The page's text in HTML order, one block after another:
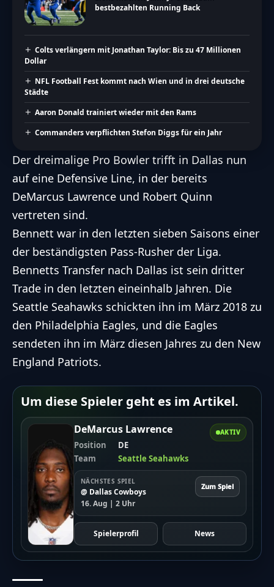
bestbezahlten Running Back
Colts verlängern mit Jonathan Taylor: Bis zu 47 Millionen
Dollar
NFL Football Fest kommt nach Wien und in drei deutsche
Städte
Aaron Donald trainiert wieder mit den Rams
Commanders verpflichten Stefon Diggs für ein Jahr
Der dreimalige Pro Bowler trifft in Dallas nun
auf eine Defensive Line, in der bereits
DeMarcus Lawrence und Robert Quinn
vertreten sind.
Bennett war in den letzten sieben Saisons einer
der beständigsten Pass-Rusher der Liga.
Bennetts Transfer nach Dallas ist sein dritter
Trade in den letzten eineinhalb Jahren. Die
Seattle Seahawks schickten ihn im März 2018 zu
den Philadelphia Eagles, und die Eagles
sendeten ihn im März diesen Jahres zu den New
England Patriots.
Um diese Spieler geht es im Artikel.
AKTIV
DeMarcus Lawrence
Position
DE
Team
Seattle Seahawks
NÄCHSTES SPIEL
@ Dallas Cowboys
16. Aug | 2 Uhr
Zum Spiel
Spielerprofil News